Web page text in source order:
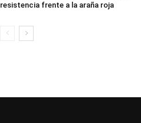
resistencia frente a la araña roja